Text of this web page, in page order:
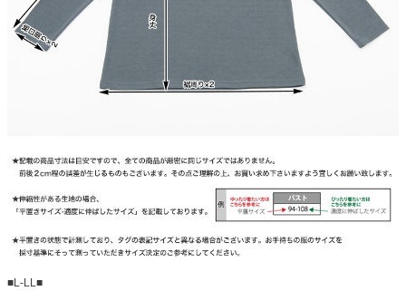
■L-LL■